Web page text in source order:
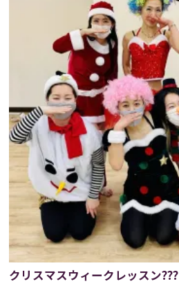
クリスマスウィークレッスン???